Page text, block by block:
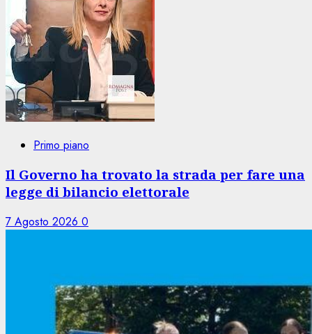
Primo piano
Il Governo ha trovato la strada per fare una
legge di bilancio elettorale
7 Agosto 2026 0